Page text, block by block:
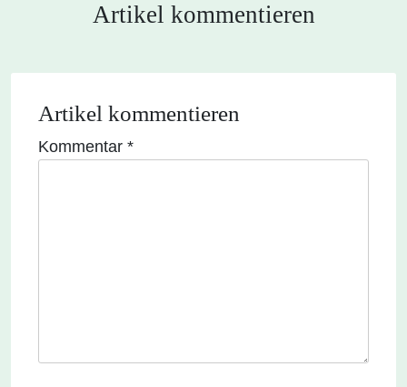
Artikel kommentieren
Artikel kommentieren
Kommentar *